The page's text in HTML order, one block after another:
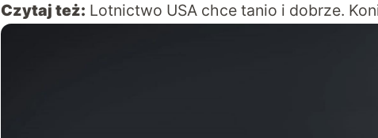
Czytaj też: Lotnictwo USA chce tanio i dobrze.